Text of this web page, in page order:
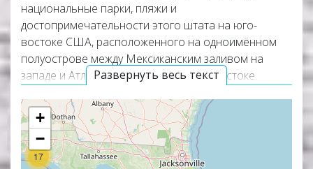
Развернуть весь текст
национальные парки, пляжи и
достопримечательности этого штата на юго-
востоке США, расположенного на одноимённом
полуострове между Мексиканским заливом на
западе и Атлантическим океаном на востоке.
и штатом Алабама на севере и северо-западе.
Большая часть веб камер работает в режиме
прямого эфира, а некоторые из них транслируют
изображение вместе со звуком. Самые популярные
17
+
−